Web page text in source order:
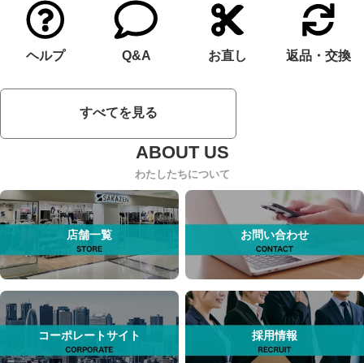
ヘルプ Q&A お直し 返品・交換
すべてを見る
わたしたちについて
店舗一覧 お問い合わせ
コーポレートサイト 採用情報